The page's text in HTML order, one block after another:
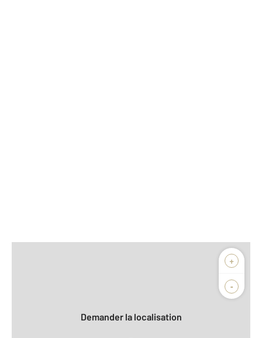
+
-
Biens vendus
Demander la localisation